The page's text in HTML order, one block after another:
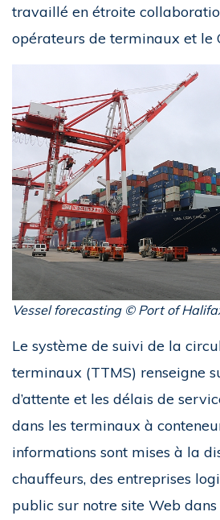
travaillé en étroite
opérateurs de terminaux et le
Vessel forecasting © Port of
Le système de suivi de la
terminaux (TTMS) renseigne
d’attente et les délais de
dans les terminaux à
informations sont mises à la
chauffeurs, des entreprises
public sur notre site Web dans